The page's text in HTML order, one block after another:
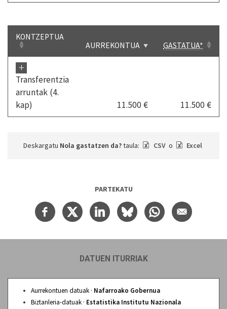
KONTZEPTUA
AURREKONTUA
GASTATUA*
+
Transferentzia
arruntak (4.
kap)
11.500 € 11.500 €
Deskargatu Nola gastatzen da?taula: CSV o Excel
PARTEKATU
DATUEN ITURRIAK
Aurrekontuen datuak · Nafarroako Gobernua
Biztanleria-datuak · Estatistika Institutu Nazionala